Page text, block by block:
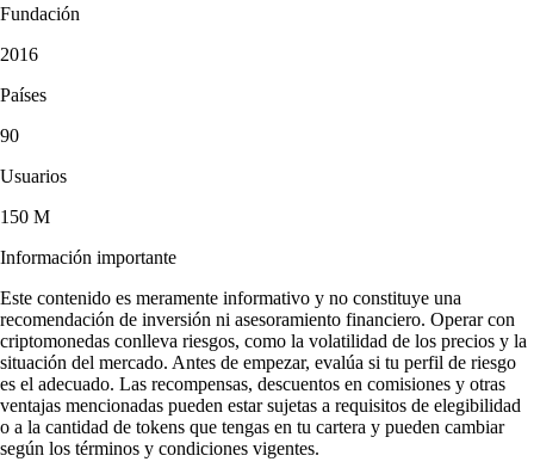
Fundación
2016
Países
90
Usuarios
150 M
Información importante
Este contenido es meramente informativo y no constituye una
recomendación de inversión ni asesoramiento financiero. Operar con
criptomonedas conlleva riesgos, como la volatilidad de los precios y la
situación del mercado. Antes de empezar, evalúa si tu perfil de riesgo
es el adecuado. Las recompensas, descuentos en comisiones y otras
ventajas mencionadas pueden estar sujetas a requisitos de elegibilidad
o a la cantidad de tokens que tengas en tu cartera y pueden cambiar
según los términos y condiciones vigentes.